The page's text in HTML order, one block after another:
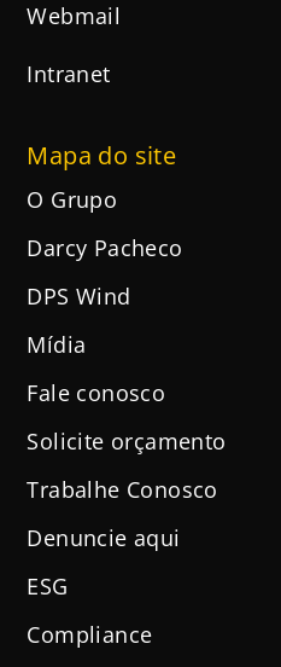
Webmail
Intranet
Mapa do site
O Grupo
Darcy Pacheco
DPS Wind
Mídia
Fale conosco
Solicite orçamento
Trabalhe Conosco
Denuncie aqui
ESG
Compliance